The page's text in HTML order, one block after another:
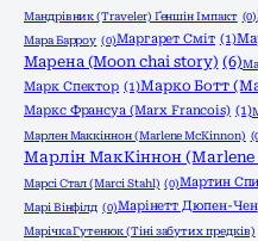
Мандрівник (Traveler) Ґеншін Імпакт (0)
Мара Барроу (0)Маргарет Сміт (1)
Марена (Moon chai story) (6)
Марк Спектор (1)Марко Ботт
Маркс Франсуа (Marx Francois) (1)
Марлен Маккіннон (Marlene McKinnon)
Марлін МакКіннон
Марсі Стал (Marci Stahl) (0)Мартин
Марі Вінфілд (0)Марінетт Дюпен-Чен
Марічка Гутенюк (Тіні забутих предків)